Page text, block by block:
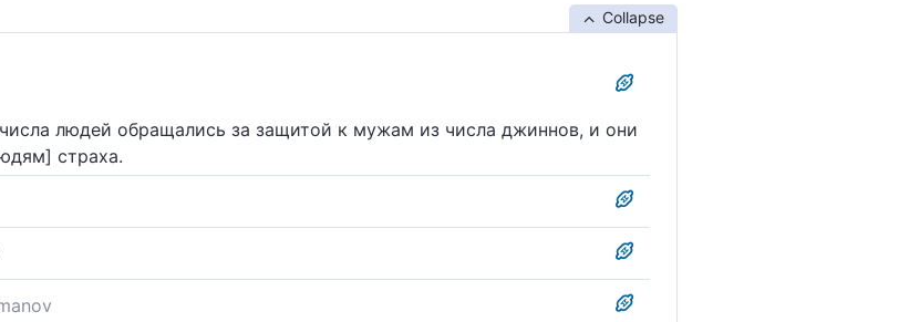
Collapse
людей обращались за защитой к мужам из числа джиннов, и они
страха.
покровительства у некоторых из гениев, и это в них только
среди джиннов, и они прибавили им безумия.